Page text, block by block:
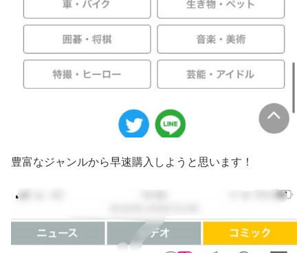
豊富なジャンルから早速購入しようと思います！